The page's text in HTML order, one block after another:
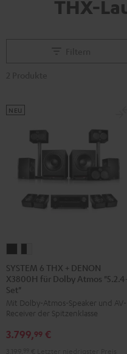
THX-
6
THX
+
DENON
für
6
THX
DENON
für
SYSTEM 6 THX + DENON
X3800H für Dolby Atmos
Set"
Mit Dolby-Atmos-Speaker und AV-
Receiver der Spitzenklasse
NEU
3.799,99 €